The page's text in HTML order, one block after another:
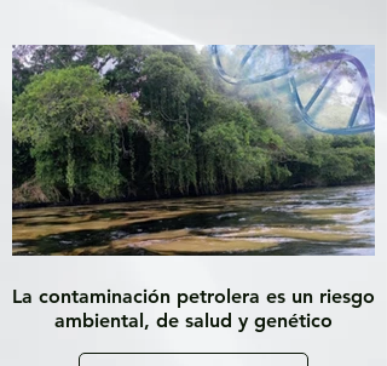
La contaminación petrolera es un riesgo
ambiental, de salud y genético